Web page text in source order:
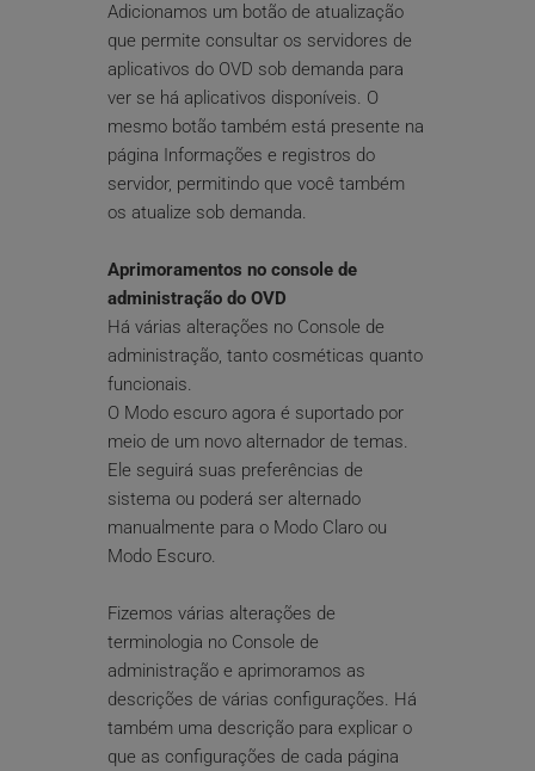
Adicionamos um botão de atualização
que permite consultar os servidores de
aplicativos do OVD sob demanda para
ver se há aplicativos disponíveis. O
mesmo botão também está presente na
página Informações e registros do
servidor, permitindo que você também
os atualize sob demanda.
Aprimoramentos no console de
administração do OVD
Há várias alterações no Console de
administração, tanto cosméticas quanto
funcionais.
O Modo escuro agora é suportado por
meio de um novo alternador de temas.
Ele seguirá suas preferências de
sistema ou poderá ser alternado
manualmente para o Modo Claro ou
Modo Escuro.
Fizemos várias alterações de
terminologia no Console de
administração e aprimoramos as
descrições de várias configurações. Há
também uma descrição para explicar o
que as configurações de cada página